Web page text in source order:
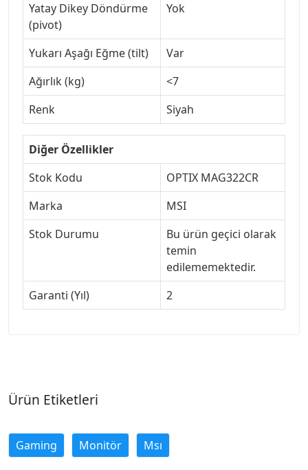
Yatay Dikey Döndürme
(pivot)
Yok
Yukarı Aşağı Eğme (tilt)
Var
Ağırlık (kg)
<7
Renk
Siyah
Diğer Özellikler
Stok Kodu
OPTIX MAG322CR
Marka
MSI
Stok Durumu
Bu ürün geçici olarak
temin
edilememektedir.
Garanti (Yıl)
2
Ürün Etiketleri
Gaming Monitör Msı